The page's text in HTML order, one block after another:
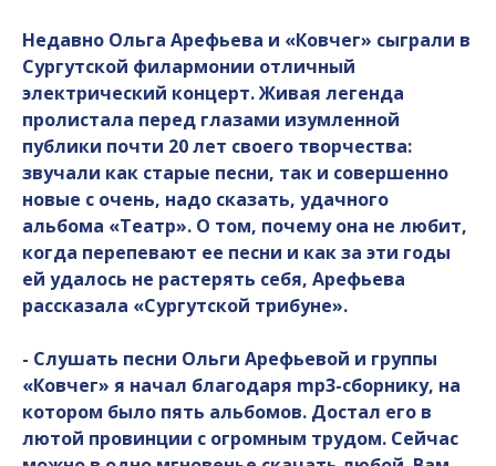
Недавно Ольга Арефьева и «Ковчег» сыграли в
Сургутской филармонии отличный
электрический концерт. Живая легенда
пролистала перед глазами изумленной
публики почти 20 лет своего творчества:
звучали как старые песни, так и совершенно
новые с очень, надо сказать, удачного
альбома «Театр». О том, почему она не любит,
когда перепевают ее песни и как за эти годы
ей удалось не растерять себя, Арефьева
рассказала «Сургутской трибуне».
- Слушать песни Ольги Арефьевой и группы
«Ковчег» я начал благодаря mp3-сборнику, на
котором было пять альбомов. Достал его в
лютой провинции с огромным трудом. Сейчас